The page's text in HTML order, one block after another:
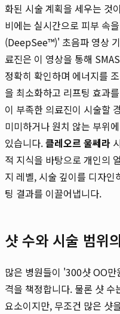
화된 시술 계획을 세우는 것
비에는 실시간으로 피부 속
(DeepSee™)' 초음파 영상
료진은 이 영상을 통해
정확히 확인하며 에너지를
을 최소화하고 리프팅 효과
이 부족한 의료진이 시술할
미미하거나 원치 않는 부위
있습니다.클레오르 울쎄라
적 지식을 바탕으로 개인의
지 레벨, 시술 깊이를 디자
팅 결과를 이끌어냅니다.
샷 수와 시술 범위
많은 병원들이 '300샷 OO
격을 책정합니다. 물론 샷
요소이지만, 무조건 많은 샷